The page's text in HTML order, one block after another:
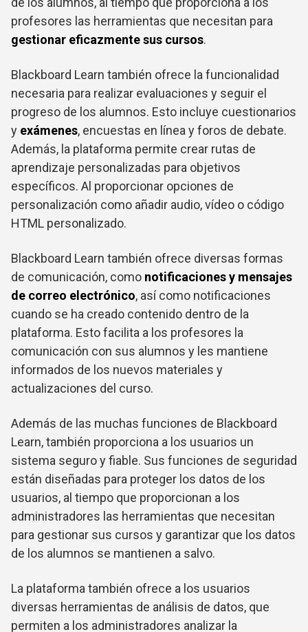
profesores las herramientas que necesitan para
gestionar eficazmente sus cursos.
Blackboard Learn también ofrece la funcionalidad
necesaria para realizar evaluaciones y seguir el
progreso de los alumnos. Esto incluye cuestionarios
y exámenes, encuestas en línea y foros de debate.
Además, la plataforma permite crear rutas de
aprendizaje personalizadas para objetivos
específicos. Al proporcionar opciones de
personalización como añadir audio, vídeo o código
HTML personalizado.
Blackboard Learn también ofrece diversas formas
de comunicación, como notificaciones y mensajes
de correo electrónico, así como notificaciones
cuando se ha creado contenido dentro de la
plataforma. Esto facilita a los profesores la
comunicación con sus alumnos y les mantiene
informados de los nuevos materiales y
actualizaciones del curso.
Además de las muchas funciones de Blackboard
Learn, también proporciona a los usuarios un
sistema seguro y fiable. Sus funciones de seguridad
están diseñadas para proteger los datos de los
usuarios, al tiempo que proporcionan a los
administradores las herramientas que necesitan
para gestionar sus cursos y garantizar que los datos
de los alumnos se mantienen a salvo.
La plataforma también ofrece a los usuarios
diversas herramientas de análisis de datos, que
permiten a los administradores analizar la